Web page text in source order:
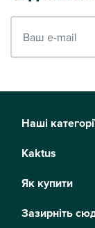
Наші
Kaktus
Як купити
Зазирніть